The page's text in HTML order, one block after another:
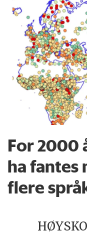
For 2000
ha fantes
flere